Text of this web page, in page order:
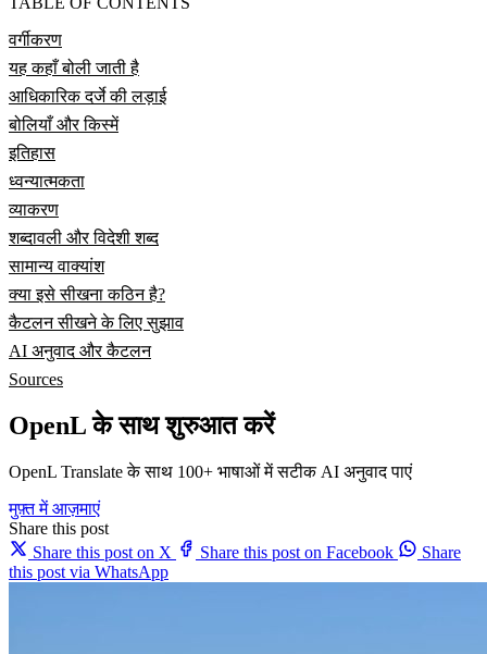
वर्गीकरण
यह कहाँ बोली जाती है
आधिकारिक दर्जे की लड़ाई
बोलियाँ और किस्में
इतिहास
ध्वन्यात्मकता
व्याकरण
शब्दावली और विदेशी शब्द
सामान्य वाक्यांश
क्या इसे सीखना कठिन है?
कैटलन सीखने के लिए सुझाव
AI अनुवाद और कैटलन
Sources
OpenL के साथ शुरुआत करें
OpenL Translate के साथ 100+ भाषाओं में सटीक AI अनुवाद पाएं
मुफ़्त में आज़माएं
Share this post
Share this post on X
Share this post on Facebook
Share
this post via WhatsApp